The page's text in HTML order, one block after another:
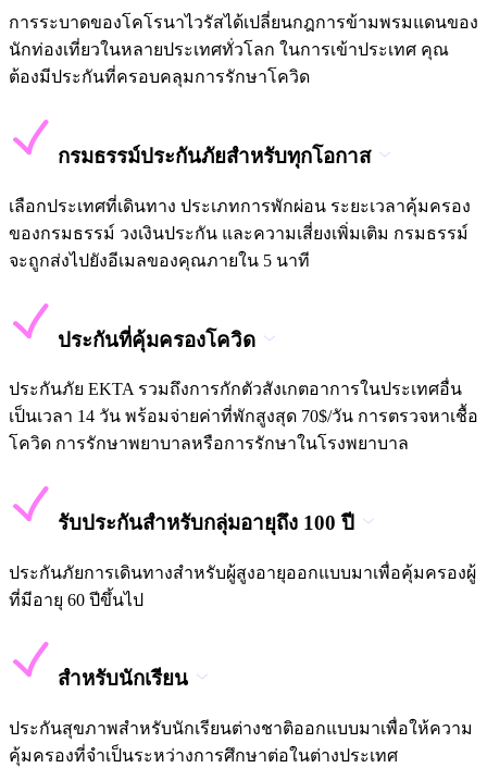
การระบาดของโคโรนาไวรัสได้เปลี่ยนกฎการข้ามพรมแดนของ
นักท่องเที่ยวในหลายประเทศทั่วโลก ในการเข้าประเทศ คุณ
ต้องมีประกันที่ครอบคลุมการรักษาโควิด
กรมธรรม์ประกันภัยสำหรับทุกโอกาส
เลือกประเทศที่เดินทาง ประเภทการพักผ่อน ระยะเวลาคุ้มครอง
ของกรมธรรม์ วงเงินประกัน และความเสี่ยงเพิ่มเติม กรมธรรม์
จะถูกส่งไปยังอีเมลของคุณภายใน 5 นาที
ประกันที่คุ้มครองโควิด
ประกันภัย EKTA รวมถึงการกักตัวสังเกตอาการในประเทศอื่น
เป็นเวลา 14 วัน พร้อมจ่ายค่าที่พักสูงสุด 70$/วัน การตรวจหาเชื้อ
โควิด การรักษาพยาบาลหรือการรักษาในโรงพยาบาล
รับประกันสำหรับกลุ่มอายุถึง 100 ปี
ประกันภัยการเดินทางสำหรับผู้สูงอายุออกแบบมาเพื่อคุ้มครองผู้
ที่มีอายุ 60 ปีขึ้นไป
สำหรับนักเรียน
ประกันสุขภาพสำหรับนักเรียนต่างชาติออกแบบมาเพื่อให้ความ
คุ้มครองที่จำเป็นระหว่างการศึกษาต่อในต่างประเทศ